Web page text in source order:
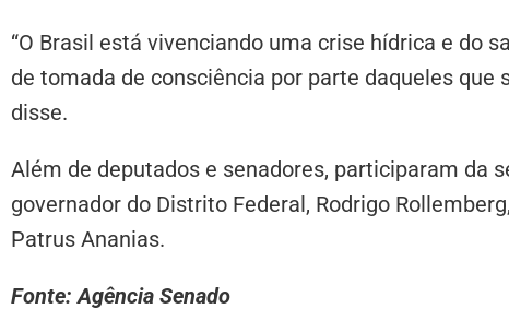
“O Brasil está vivenciando uma crise hídrica e do
de tomada de consciência por parte daqueles que
disse.
Além de deputados e senadores, participaram da
governador do Distrito Federal, Rodrigo
Patrus Ananias.
Fonte: Agência Senado